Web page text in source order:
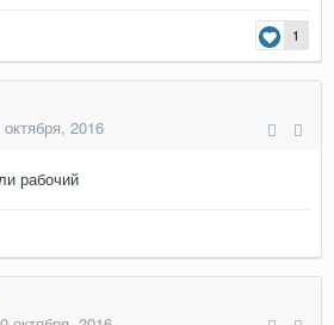
1
октября, 2016
рабочий